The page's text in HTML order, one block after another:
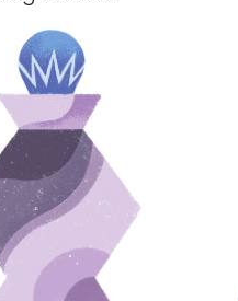
de beantwoording van
referentie te behouden.
de wettelijke basis is
- die u
te melden waarvoor uw
in het